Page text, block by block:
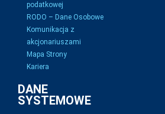
podatkowej
RODO – Dane Osobowe
Komunikacja z
akcjonariuszami
Mapa Strony
Kariera
DANE
SYSTEMOWE